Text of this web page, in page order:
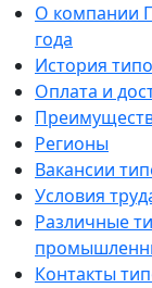
О компании
года
История
Оплата и
Регионы
Вакансии
Условия
Различные
Контакты